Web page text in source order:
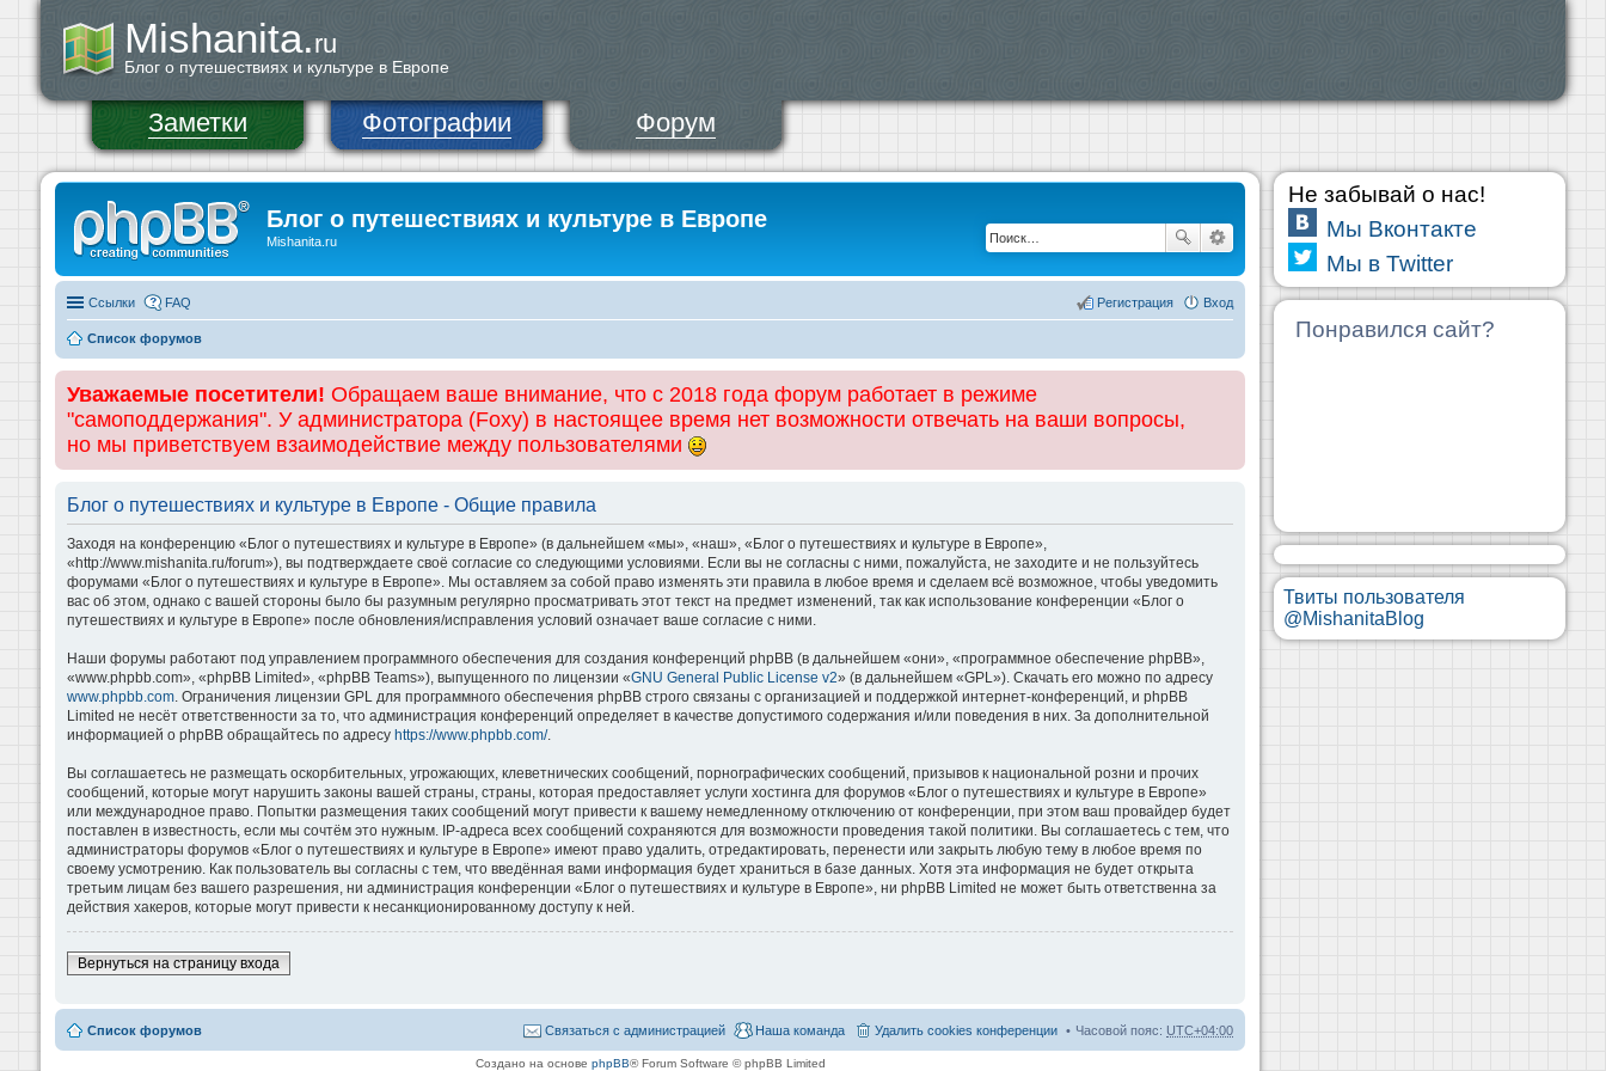
Mishanita.ru
Блог о путешествиях и культуре в Европе
Заметки Фотографии Форум
Блог о путешествиях и культуре в Европе
Mishanita.ru
Ссылки FAQ Вход
Регистрация
Список форумов
Уважаемые посетители! Обращаем ваше внимание, что с 2018 года форум работает в режиме
"самоподдержания". У администратора (Foxy) в настоящее время нет возможности отвечать на ваши вопросы,
но мы приветствуем взаимодействие между пользователями
Блог о путешествиях и культуре в Европе - Общие правила
Заходя на конференцию «Блог о путешествиях и культуре в Европе» (в дальнейшем «мы», «наш», «Блог о путешествиях и культуре в Европе»,
«http://www.mishanita.ru/forum»), вы подтверждаете своё согласие со следующими условиями. Если вы не согласны с ними, пожалуйста, не заходите и не пользуйтесь
форумами «Блог о путешествиях и культуре в Европе». Мы оставляем за собой право изменять эти правила в любое время и сделаем всё возможное, чтобы уведомить
вас об этом, однако с вашей стороны было бы разумным регулярно просматривать этот текст на предмет изменений, так как использование конференции «Блог о
путешествиях и культуре в Европе» после обновления/исправления условий означает ваше согласие с ними.
Наши форумы работают под управлением программного обеспечения для создания конференций phpBB (в дальнейшем «они», «программное обеспечение phpBB»,
«www.phpbb.com», «phpBB Limited», «phpBB Teams»), выпущенного по лицензии «GNU General Public License v2» (в дальнейшем «GPL»). Скачать его можно по адресу
www.phpbb.com . Ограничения лицензии GPL для программного обеспечения phpBB строго связаны с организацией и поддержкой интернет-конференций, и phpBB
Limited не несёт ответственности за то, что администрация конференций определяет в качестве допустимого содержания и/или поведения в них. За дополнительной
информацией о phpBB обращайтесь по адресу https://www.phpbb.com/.
Вы соглашаетесь не размещать оскорбительных, угрожающих, клеветнических сообщений, порнографических сообщений, призывов к национальной розни и прочих
сообщений, которые могут нарушить законы вашей страны, страны, которая предоставляет услуги хостинга для форумов «Блог о путешествиях и культуре в Европе»
или международное право. Попытки размещения таких сообщений могут привести к вашему немедленному отключению от конференции, при этом ваш провайдер будет
поставлен в известность, если мы сочтём это нужным. IP-адреса всех сообщений сохраняются для возможности проведения такой политики. Вы соглашаетесь с тем, что
администраторы форумов «Блог о путешествиях и культуре в Европе» имеют право удалить, отредактировать, перенести или закрыть любую тему в любое время по
своему усмотрению. Как пользователь вы согласны с тем, что введённая вами информация будет храниться в базе данных. Хотя эта информация не будет открыта
третьим лицам без вашего разрешения, ни администрация конференции «Блог о путешествиях и культуре в Европе», ни phpBB Limited не может быть ответственна за
действия хакеров, которые могут привести к несанкционированному доступу к ней.
Вернуться на страницу входа
Список форумов Часовой пояс: UTC+04:00
Удалить cookies конференции
Наша команда
Связаться с администрацией
Создано на основе phpBB® Forum Software © phpBB Limited
Не забывай о нас!
Мы Вконтакте
Мы в Twitter
Понравился сайт?
Твиты пользователя
@MishanitaBlog